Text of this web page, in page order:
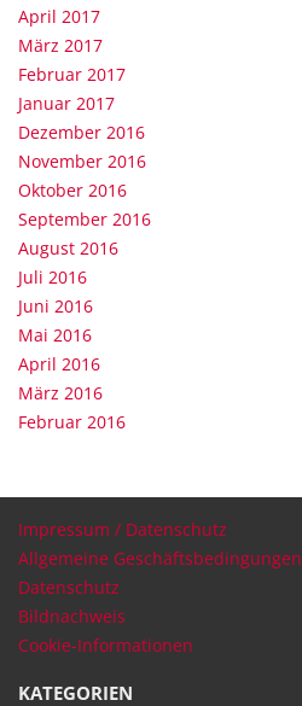
April 2017
März 2017
Februar 2017
Januar 2017
Dezember 2016
November 2016
Oktober 2016
September 2016
August 2016
Juli 2016
Juni 2016
Mai 2016
April 2016
März 2016
Februar 2016
Impressum / Datenschutz
Allgemeine Geschäftsbedingungen
Datenschutz
Bildnachweis
Cookie-Informationen
KATEGORIEN